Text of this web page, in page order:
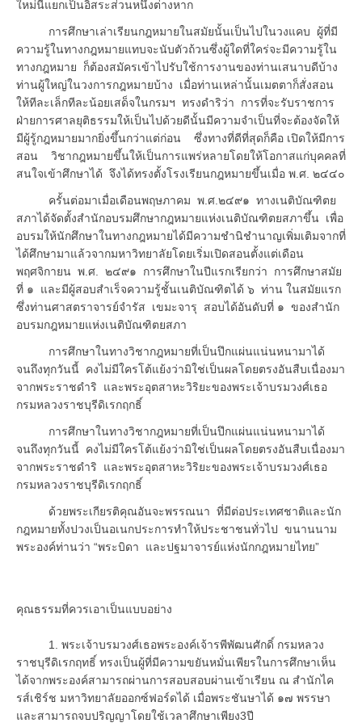
ใหม่นี้แยกเป็นอิสระส่วนหนึ่งต่างหาก
การศึกษาเล่าเรียนกฎหมายในสมัยนั้นเป็นไปในวงแคบ ผู้ที่มี
ความรู้ในทางกฎหมายแทบจะนับตัวถ้วนซึ่งผู้ใดที่ใคร่จะมีความรู้ใน
ทางกฎหมาย ก็ต้องสมัครเข้าไปรับใช้การงานของท่านเสนาบดีบ้าง
ท่านผู้ใหญ่ในวงการกฎหมายบ้าง เมื่อท่านเหล่านั้นเมตตาก็สั่งสอน
ให้ทีละเล็กทีละน้อยเสด็จในกรมฯ ทรงดำริว่า การที่จะรับราชการ
ฝ่ายการศาลยุติธรรมให้เป็นไปด้วยดีนั้นมีความจำเป็นที่จะต้องจัดให้
มีผู้รู้กฎหมายมากยิ่งขึ้นกว่าแต่ก่อน ซึ่งทางที่ดีที่สุดก็คือ เปิดให้มีการ
สอน วิชากฎหมายขึ้นให้เป็นการแพร่หลายโดยให้โอกาสแก่บุคคลที่
สนใจเข้าศึกษาได้ จึงได้ทรงตั้งโรงเรียนกฎหมายขึ้นเมื่อ พ.ศ. ๒๔๔๐
ครั้นต่อมาเมื่อเดือนพฤษภาคม พ.ศ.๒๔๙๑ ทางเนติบัณฑิตย
สภาได้จัดตั้งสำนักอบรมศึกษากฎหมายแห่งเนติบัณฑิตยสภาขึ้น เพื่อ
อบรมให้นักศึกษาในทางกฎหมายได้มีความชำนิชำนาญเพิ่มเติมจากที่
ได้ศึกษามาแล้วจากมหาวิทยาลัยโดยเริ่มเปิดสอนตั้งแต่เดือน
พฤศจิกายน พ.ศ. ๒๔๙๑ การศึกษาในปีแรกเรียกว่า การศึกษาสมัย
ที่ ๑ และมีผู้สอบสำเร็จความรู้ชั้นเนติบัณฑิตได้ ๖ ท่าน ในสมัยแรก
ซึ่งท่านศาสตราจารย์จำรัส เขมะจารุ สอบได้อันดับที่ ๑ ของสำนัก
อบรมกฎหมายแห่งเนติบัณฑิตยสภา
การศึกษาในทางวิชากฎหมายที่เป็นปึกแผ่นแน่นหนามาได้
จนถึงทุกวันนี้ คงไม่มีใครโต้แย้งว่ามิใช่เป็นผลโดยตรงอันสืบเนื่องมา
จากพระราชดำริ และพระอุตสาหะวิริยะของพระเจ้าบรมวงศ์เธอ
กรมหลวงราชบุรีดิเรกฤกธิ์
การศึกษาในทางวิชากฎหมายที่เป็นปึกแผ่นแน่นหนามาได้
จนถึงทุกวันนี้ คงไม่มีใครโต้แย้งว่ามิใช่เป็นผลโดยตรงอันสืบเนื่องมา
จากพระราชดำริ และพระอุตสาหะวิริยะของพระเจ้าบรมวงศ์เธอ
กรมหลวงราชบุรีดิเรกฤกธิ์
ด้วยพระเกียรติคุณอันจะพรรณนา ที่มีต่อประเทศชาติและนัก
กฎหมายทั้งปวงเป็นอเนกประการทำให้ประชาชนทั่วไป ขนานนาม
พระองค์ท่านว่า “พระบิดา และปฐมาจารย์แห่งนักกฎหมายไทย”
คุณธรรมที่ควรเอาเป็นแบบอย่าง
1. พระเจ้าบรมวงศ์เธอพระองค์เจ้ารพีพัฒนศักดิ์ กรมหลวง
ราชบุรีดิเรกฤทธิ์ ทรงเป็นผู้ที่มีความขยันหมั่นเพียรในการศึกษาเห็น
ได้จากพระองค์สามารถผ่านการสอบสอบผ่านเข้าเรียน ณ สำนักไค
รส์เชิร์ช มหาวิทยาลัยออกซ์ฟอร์ดได้ เมื่อพระชันษาได้ ๑๗ พรรษา
และสามารถจบปริญญาโดยใช้เวลาศึกษาเพียง3ปี